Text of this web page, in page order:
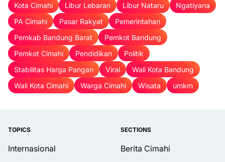
Kota Cimahi
Libur Lebaran Libur Nataru
Ngatiyana
PA Cimahi
Pasar Rakyat
Pemerintahan
Pemkab Bandung Barat
Pemkot Bandung
Pemkot Cimahi
Pendidikan
Politik
Stabilitas Harga Pangan
Viral
Wali Kota Bandung
Wali Kota Cimahi
Warga Cimahi Wisata umkm
TOPICS
Internasional
SECTIONS
Berita Cimahi